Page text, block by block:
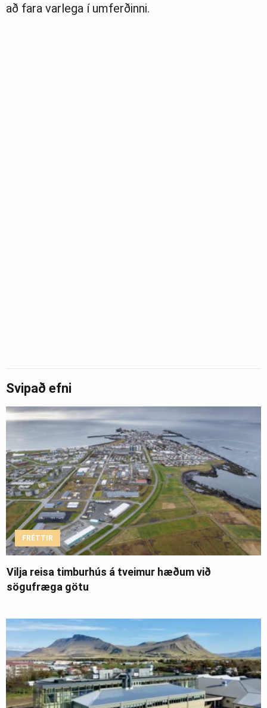
að fara varlega í umferðinni.
Svipað efni
FRÉTTIR
Vilja reisa timburhús á tveimur hæðum við
sögufræga götu